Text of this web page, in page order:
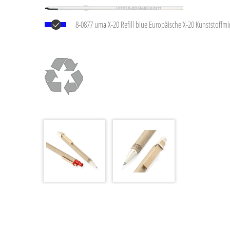
8-0877 uma X-20 Refill blue Europäische X-20
Norm ISO 12757-2, dokumentenecht.